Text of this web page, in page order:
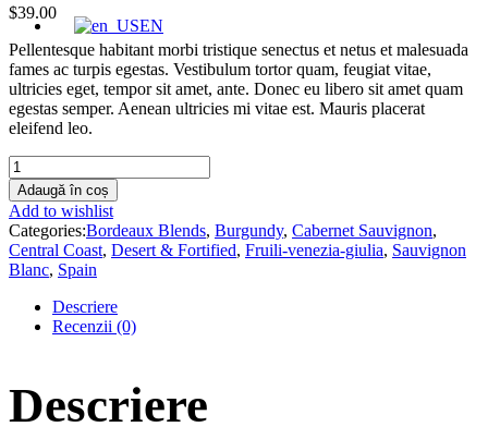
EN
$39.00
Pellentesque habitant morbi tristique senectus et netus et malesuada
fames ac turpis egestas. Vestibulum tortor quam, feugiat vitae,
ultricies eget, tempor sit amet, ante. Donec eu libero sit amet quam
egestas semper. Aenean ultricies mi vitae est. Mauris placerat
eleifend leo.
Product
Short
Name
quantity
Adaugă în coș
Add to wishlist
Categories:Bordeaux Blends, Burgundy, Cabernet Sauvignon,
Central Coast, Desert & Fortified, Fruili-venezia-giulia, Sauvignon
Blanc, Spain
Descriere
Recenzii (0)
Descriere